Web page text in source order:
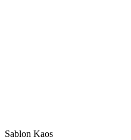
Sablon Kaos